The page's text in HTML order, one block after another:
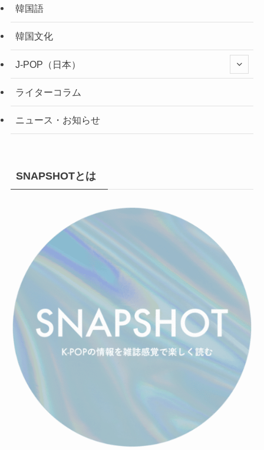
韓国語
韓国文化
J-POP（日本）
ライターコラム
ニュース・お知らせ
SNAPSHOTとは